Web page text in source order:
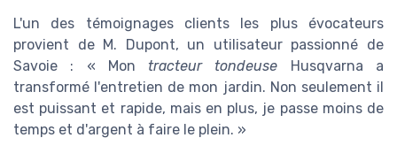
L'un des témoignages clients les plus évocateurs
provient de M. Dupont, un utilisateur passionné de
Savoie : « Mon tracteur tondeuse Husqvarna a
transformé l'entretien de mon jardin. Non seulement il
est puissant et rapide, mais en plus, je passe moins de
temps et d'argent à faire le plein. »